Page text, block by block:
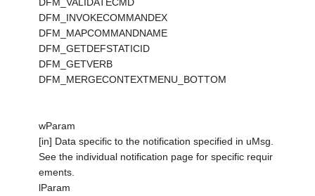
DFM_INVOKECOMMANDEX
DFM_MAPCOMMANDNAME
DFM_GETDEFSTATICID
DFM_GETVERB
DFM_MERGECONTEXTMENU_BOTTOM
wParam
[in] Data specific to the notification specified in uMsg.
See the individual notification page for specific requir
ements.
lParam